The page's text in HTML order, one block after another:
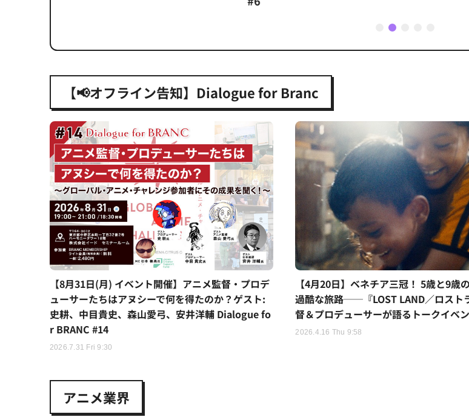
1 2
【📢オフライン告知】Dialogue for Branc
【8月31日(月) イベント開催】アニメ監督・プロデ
ューサーたちはアヌシーで何を得たのか？ゲスト:
史耕、中目貴史、森山愛弓、安井洋輔 Dialogue fo
r BRANC #14
2026.7.31 Fri 9:30
【4月20日】ベネチア三冠！ 5歳と9歳
過酷な旅路──『LOST LAND／ロスト
督＆プロデューサーが語るトークイベ
2026.4.16 Thu 9:58
アニメ業界